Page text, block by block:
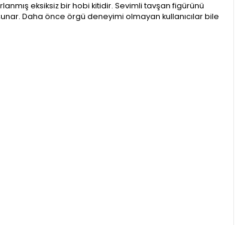
eksiksiz bir hobi kitidir. Sevimli tavşan figürünü
Daha önce örgü deneyimi olmayan kullanıcılar bile